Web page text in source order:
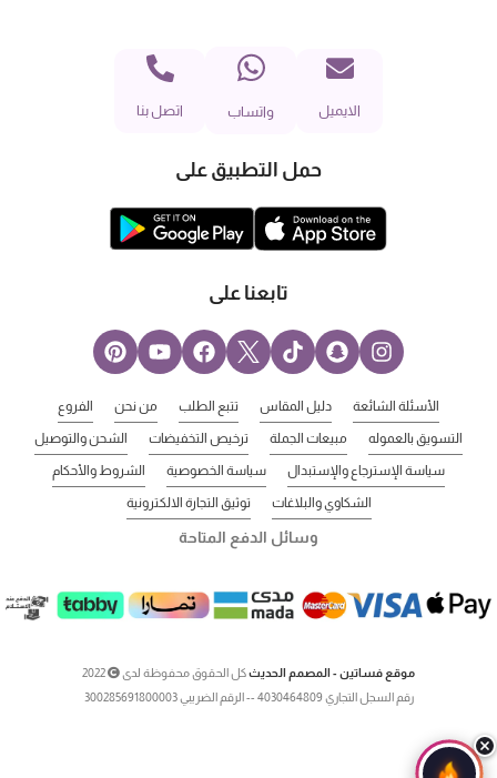
الايميل واتساب اتصل بنا
حمل التطبيق على
تابعنا على
الأسئلة الشائعة دليل المقاس تتبع الطلب من نحن الفروع
التسويق بالعموله مبيعات الجملة ترخيص التخفيضات الشحن والتوصيل
سياسة الإسترجاع والإستبدال سياسة الخصوصية الشروط والأحكام
الشكاوي والبلاغات توثيق التجارة الالكترونية
وسائل الدفع المتاحة
موقع فساتين - المصمم الحديثكل الحقوق محفوظة لدى
2022
رقم السجل التجاري 4030464809 -- الرقم الضريبي 300285691800003